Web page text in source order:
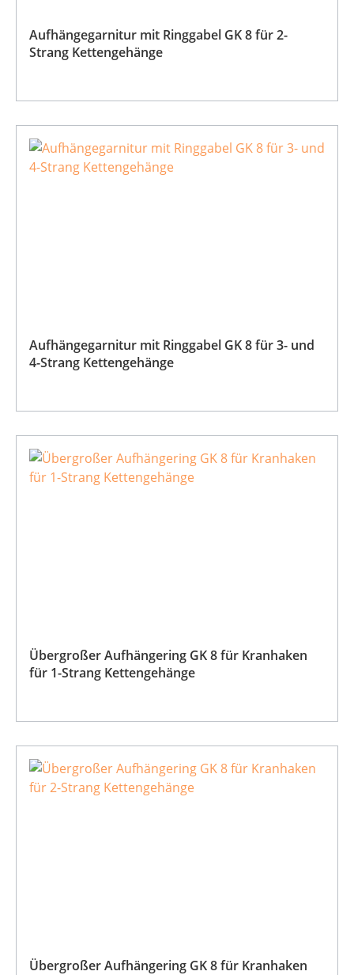
Aufhängegarnitur mit Ringgabel GK 8 für 2-
Strang Kettengehänge
Aufhängegarnitur mit Ringgabel GK 8 für 3- und
4-Strang Kettengehänge
Übergroßer Aufhängering GK 8 für Kranhaken
für 1-Strang Kettengehänge
Übergroßer Aufhängering GK 8 für Kranhaken